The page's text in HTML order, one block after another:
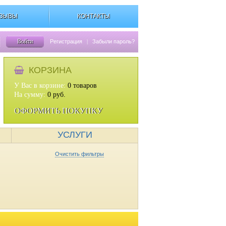
КОНТАКТЫ
Войти Регистрация | Забыли пароль?
КОРЗИНА
У Вас в корзине: 0 товаров
На сумму: 0 руб.
ОФОРМИТЬ ПОКУПКУ
УСЛУГИ
Очистить фильтры